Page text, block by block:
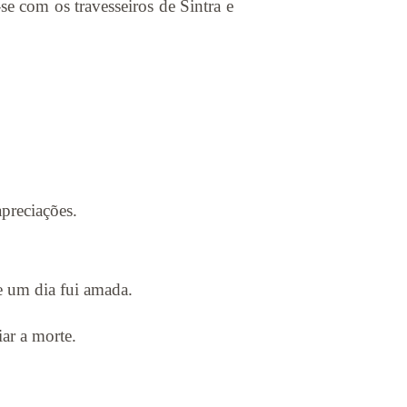
com os travesseiros de Sintra e
um dia fui amada.
a morte.